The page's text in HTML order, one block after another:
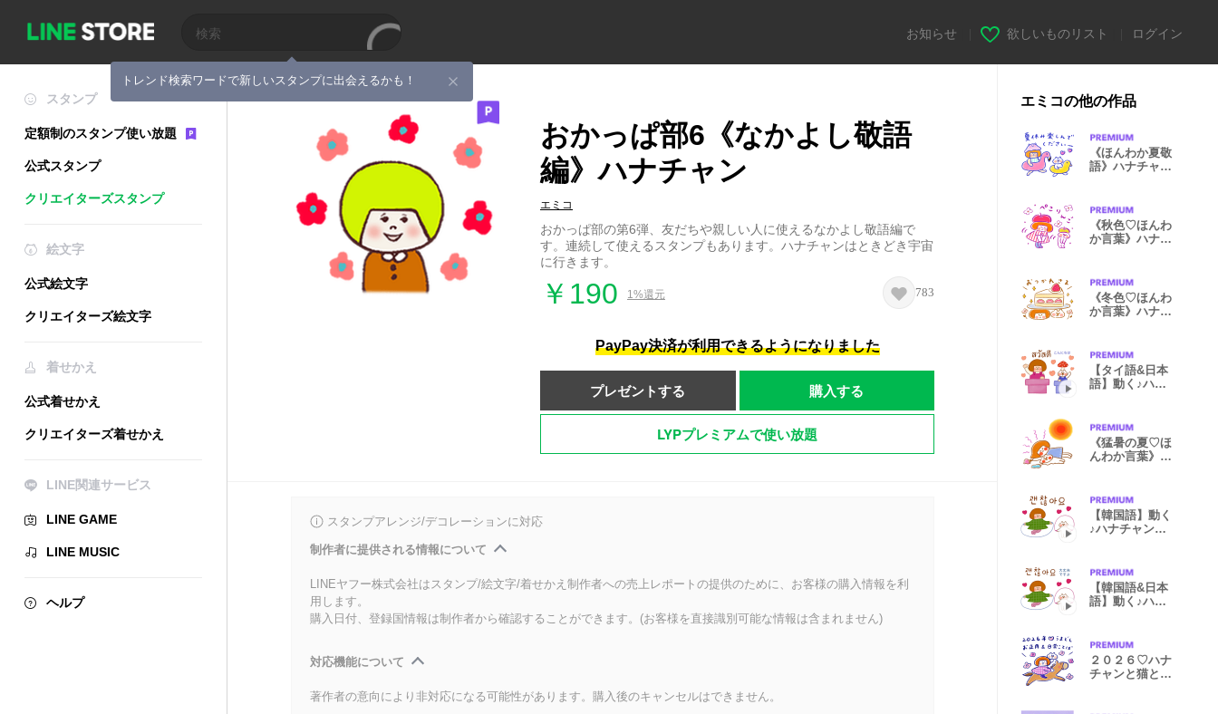
トレンド検索ワードで新しいスタンプに出会えるかも！
お知らせ 欲しいものリスト ログイン
スタンプ
定額制のスタンプ使い放題
公式スタンプ
クリエイターズスタンプ
絵文字
公式絵文字
クリエイターズ絵文字
着せかえ
公式着せかえ
クリエイターズ着せかえ
LINE関連サービス
LINE GAME
LINE MUSIC
ヘルプ
おかっぱ部6《なかよし敬語
編》ハナチャン
エミコ
おかっぱ部の第6弾、友だちや親しい人に使えるなかよし敬語編で
す。連続して使えるスタンプもあります。ハナチャンはときどき宇宙
に行きます。
￥190 1%還元 783
PayPay決済が利用できるようになりました
プレゼントする 購入する
LYPプレミアムで使い放題
スタンプアレンジ/デコレーションに対応
制作者に提供される情報について
LINEヤフー株式会社はスタンプ/絵文字/着せかえ制作者への売上レポートの提供のために、お客様の購入情報を利
用します。
購入日付、登録国情報は制作者から確認することができます。(お客様を直接識別可能な情報は含まれません)
対応機能について
著作者の意向により非対応になる可能性があります。購入後のキャンセルはできません。
エミコの他の作品
《ほんわか夏敬
語》ハナチャン
《秋色♡ほんわ
か言葉》ハナチ
《冬色♡ほんわ
か言葉》ハナチ
【タイ語&日本
語】動く♪ハナ
《猛暑の夏♡ほ
んわか言葉》ハ
【韓国語】動く
♪ハナチャンと
【韓国語&日本
語】動く♪ハナ
２０２６♡ハナ
チャンと猫とお